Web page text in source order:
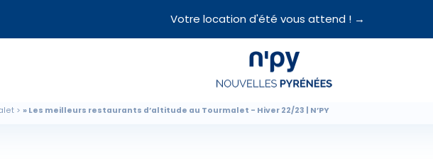
Votre location d'été vous attend ! →
Les meilleurs restaurants d’altitude au Tourmalet - Hiver 22/23 | N’PY